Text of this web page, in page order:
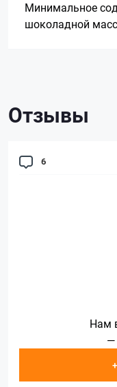
Минимальное
шоколадной
Отзывы
6
Нам
—